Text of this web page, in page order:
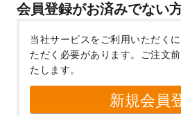
会員登録がお済みでない
当社サービスをご利用いただく
ただく必要があります。
ご注文
たします。
新規会員